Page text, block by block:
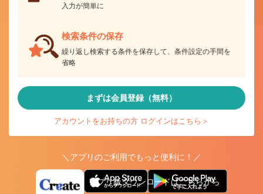
入力が簡単に
検索条件の保存
繰り返し検索する条件を保存して、条件設定の手間を
省略
まずは会員登録（無料）
アカウントをお持ちの方 ログインはこちら＞
＼アプリのご利用でもっと便利に！／
アプリ版ダウンロードはこちらから